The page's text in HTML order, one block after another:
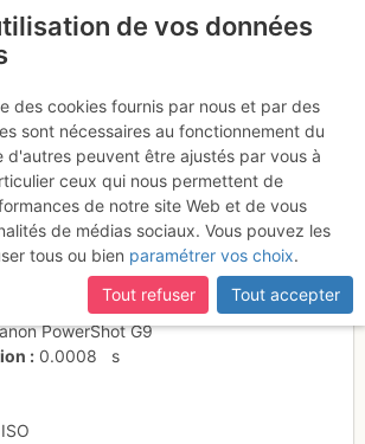
Est del Carlit
2012 13:18
Marcos
collaboratif (CC by-sa)
PowerShot G9
0.0008
s
ISO
de vos données
des cookies fournis par nous et par des
sont nécessaires au fonctionnement du
d'autres peuvent être ajustés par vous à
ceux qui nous permettent de
de notre site Web et de vous
de médias sociaux. Vous pouvez les
tous ou bien paramétrer vos choix.
Tout refuser
Tout accepter